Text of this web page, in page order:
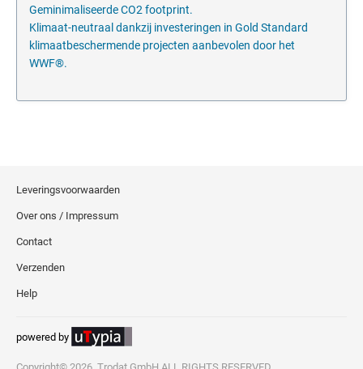
Geminimaliseerde CO2 footprint.
Klimaat-neutraal dankzij investeringen in Gold Standard
klimaatbeschermende projecten aanbevolen door het
WWF®.
Leveringsvoorwaarden
Over ons / Impressum
Contact
Verzenden
Help
powered by